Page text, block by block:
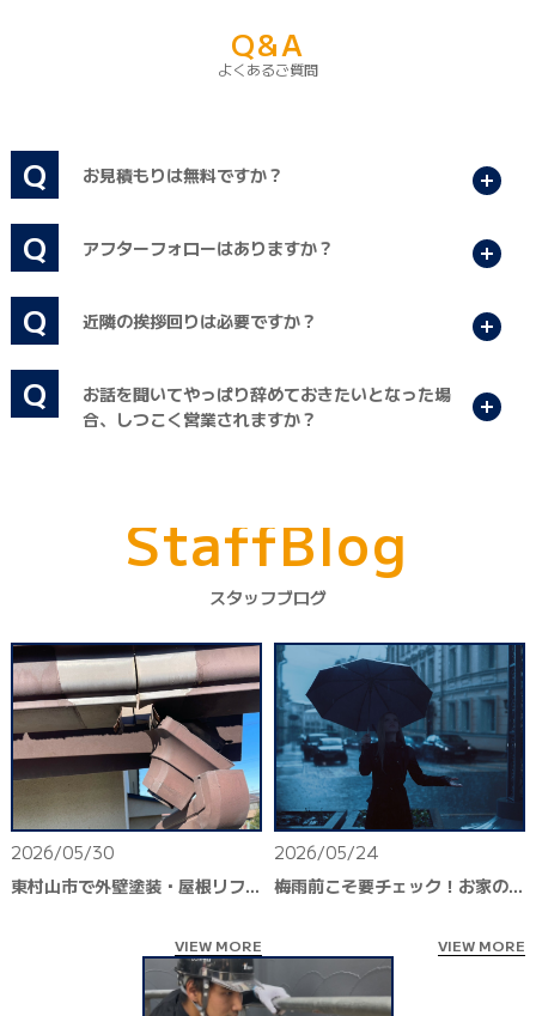
Q&A
よくあるご質問
Q お見積もりは無料ですか？
Q アフターフォローはありますか？
Q 近隣の挨拶回りは必要ですか？
Q
お話を聞いてやっぱり辞めておきたいとなった場
合、しつこく営業されますか？
StaffBlog
スタッフブログ
2026/05/30
東村山市で外壁塗装・屋根リフォームをお考えなら｜台風前後の建物健康診断がおすすめです
VIEW MORE
2026/05/24
梅雨前こそ要チェック！お家の雨漏り対策
VIEW MORE